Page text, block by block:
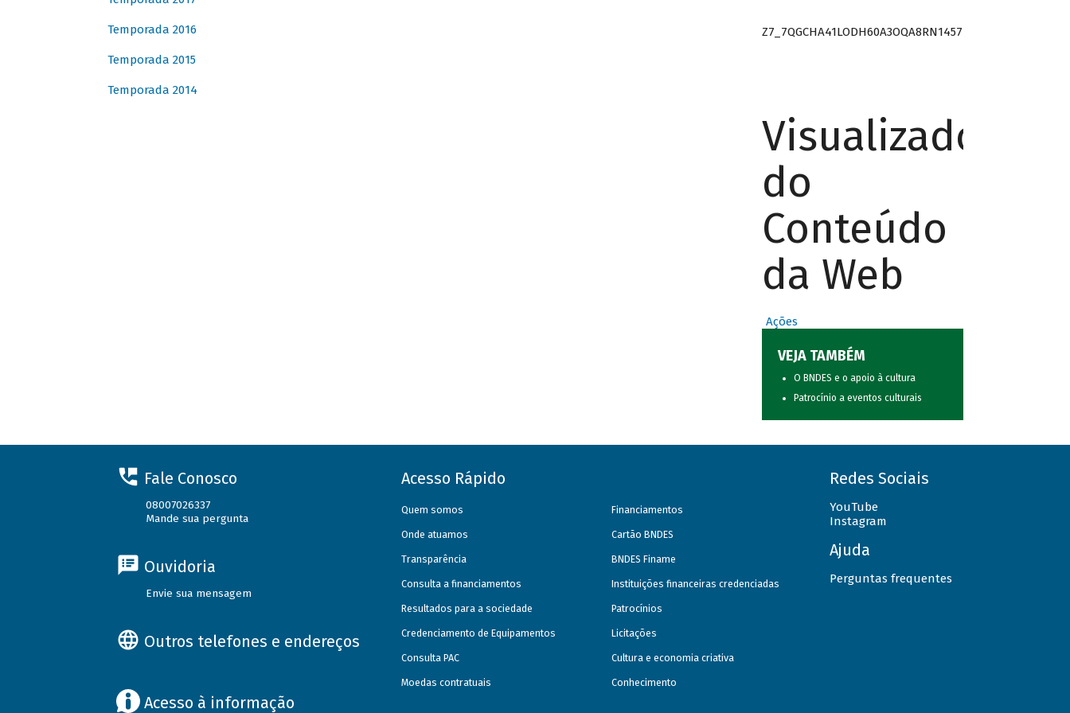
Temporada 2016
Temporada 2015
Temporada 2014
Z7_7QGCHA41LODH60A3OQA8RN1457
Visualizador
do
Conteúdo
da Web
Ações
VEJA TAMBÉM
O BNDES e o apoio à cultura
Patrocínio a eventos culturais
Fale Conosco
08007026337
Mande sua pergunta
Ouvidoria
Envie sua mensagem
Outros telefones e endereços
Acesso à informação
Acesso Rápido
Quem somos
Onde atuamos
Transparência
Consulta a financiamentos
Resultados para a sociedade
Credenciamento de Equipamentos
Consulta PAC
Moedas contratuais
Financiamentos
Cartão BNDES
BNDES Finame
Instituições financeiras credenciadas
Patrocínios
Licitações
Cultura e economia criativa
Conhecimento
Redes Sociais
YouTube
Instagram
Ajuda
Perguntas frequentes